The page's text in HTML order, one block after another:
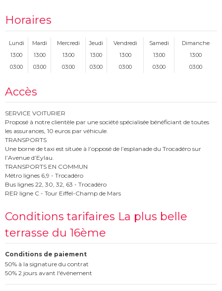
Horaires
Lundi Mardi Mercredi Jeudi Vendredi Samedi
Dimanche
13:00
13:00 13:00 13:00 13:00 13:00
13:00
03:00
03:00 03:00 03:00 03:00 03:00 03:00
Accès
SERVICE VOITURIER
Proposé à notre clientèle par une société spécialisée bénéficiant de toutes
les assurances, 10 euros par véhicule.
TRANSPORTS
Une borne de taxi est située à l’opposé de l’esplanade du Trocadéro sur
l’Avenue d’Eylau.
TRANSPORTS EN COMMUN
Métro lignes 6,9 - Trocadéro
Bus lignes 22, 30, 32, 63 - Trocadéro
RER ligne C - Tour Eiffel-Champ de Mars
Conditions tarifaires La plus belle
terrasse du 16ème
Conditions de paiement
50% à la signature du contrat
50% 2 jours avant l'événement